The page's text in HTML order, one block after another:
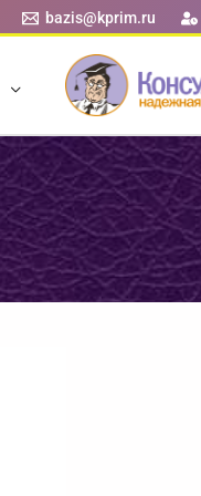
bazis@kprim.ru